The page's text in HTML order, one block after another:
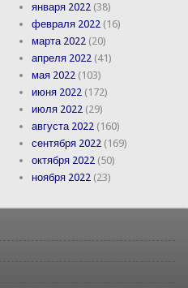
января 2022 (38)
февраля 2022 (16)
марта 2022 (20)
апреля 2022 (41)
мая 2022 (103)
июня 2022 (172)
июля 2022 (29)
августа 2022 (160)
сентября 2022 (169)
октября 2022 (50)
ноября 2022 (23)